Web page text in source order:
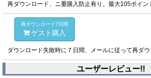
再ダウンロード、ニ重購入防止有り。最大105ポイン
再ダウンロード7日間
ゲスト購入
ダウンロード失敗時に７日間、メールに従って再ダウ
ユーザーレビュー!!